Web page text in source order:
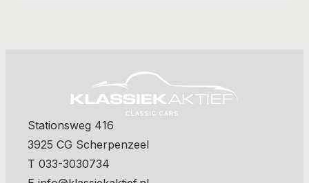
Stationsweg 416
3925 CG Scherpenzeel
T 033-3030734